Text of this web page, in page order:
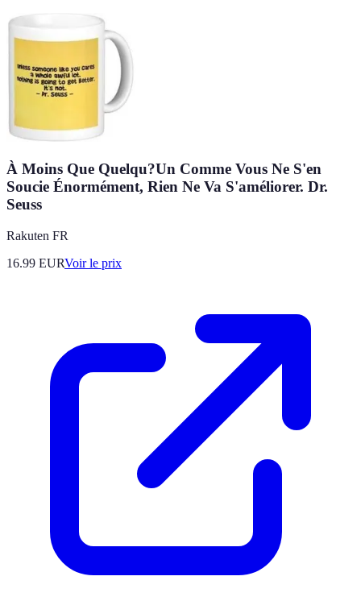
À Moins Que Quelqu?Un Comme Vous Ne S'en
Soucie Énormément, Rien Ne Va S'améliorer. Dr.
Seuss
Rakuten FR
16.99 EURVoir le prix